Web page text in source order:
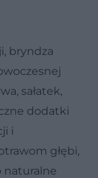
bryndza
sałatek,
dodatki
i
głębi,
naturalne